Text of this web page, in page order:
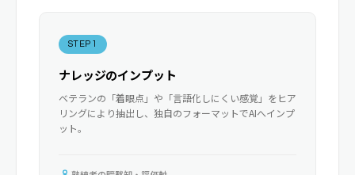
STEP 1
ナレッジのインプット
ベテランの「着眼点」や「言語化しにくい感覚」をヒア
リングにより抽出し、独自のフォーマットでAIへインプ
ット。